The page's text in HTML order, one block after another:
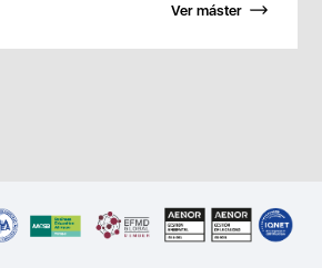
Ver máster